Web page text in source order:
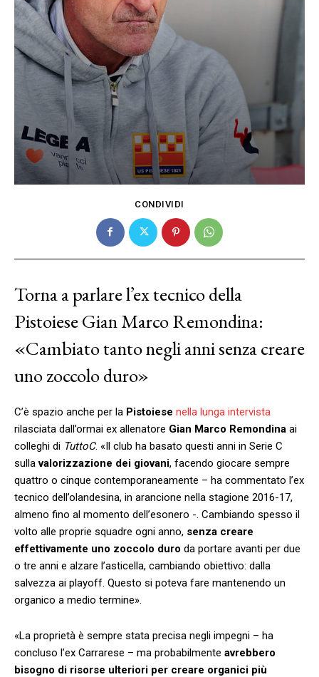
CONDIVIDI
Torna a parlare l’ex tecnico della
Pistoiese Gian Marco Remondina:
«Cambiato tanto negli anni senza creare
uno zoccolo duro»
C’è spazio anche per la Pistoiese nella lunga intervista
rilasciata dall’ormai ex allenatore Gian Marco Remondina ai
colleghi di TuttoC. «Il club ha basato questi anni in Serie C
sullavalorizzazione dei giovani, facendo giocare sempre
quattro o cinque contemporaneamente – ha commentato l’ex
tecnico dell’olandesina, in arancione nella stagione 2016-17,
almeno fino al momento dell’esonero -. Cambiando spesso il
volto alle proprie squadre ogni anno, senza creare
effettivamente uno zoccolo duro da portare avanti per due
o tre anni e alzare l’asticella, cambiando obiettivo: dalla
salvezza ai playoff. Questo si poteva fare mantenendo un
organico a medio termine».
«La proprietà è sempre stata precisa negli impegni – ha
concluso l’ex Carrarese – ma probabilmente avrebbero
bisogno di risorse ulteriori per creare organici più